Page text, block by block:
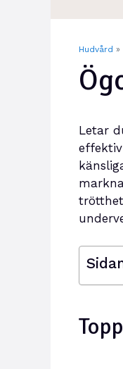
Hudvård »
Letar